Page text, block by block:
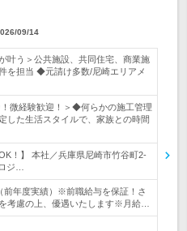
09/14
叶う＞公共施設、共同住宅、商業施
を担当 ◆元請け多数/尼崎エリアメ
微経験歓迎！＞◆何らかの施工管理
た生活スタイルで、家族との時間
！】 本社／兵庫県尼崎市竹谷町2-
ジ…
前年度実績）※前職給与を保証！さ
考慮の上、優遇いたします※月給…